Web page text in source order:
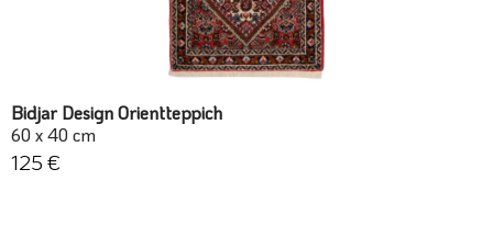
Bidjar Design Orientteppich
60 x 40 cm
125 €